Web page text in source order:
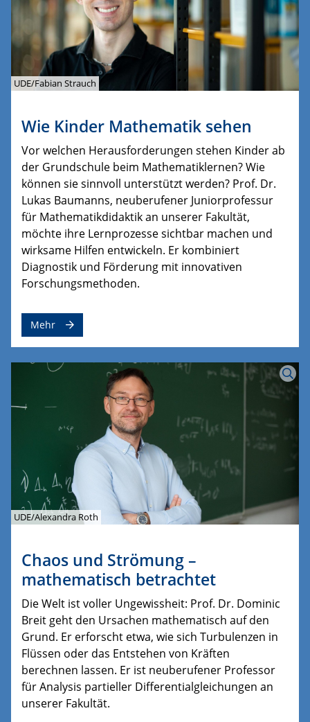
UDE/Fabian Strauch
Wie Kinder Mathematik sehen
Vor welchen Herausforderungen stehen Kinder ab
der Grundschule beim Mathematiklernen? Wie
können sie sinnvoll unterstützt werden? Prof. Dr.
Lukas Baumanns, neuberufener Juniorprofessur
für Mathematikdidaktik an unserer Fakultät,
möchte ihre Lernprozesse sichtbar machen und
wirksame Hilfen entwickeln. Er kombiniert
Diagnostik und Förderung mit innovativen
Forschungsmethoden.
Mehr
UDE/Alexandra Roth
Chaos und Strömung –
mathematisch betrachtet
Die Welt ist voller Ungewissheit: Prof. Dr. Dominic
Breit geht den Ursachen mathematisch auf den
Grund. Er erforscht etwa, wie sich Turbulenzen in
Flüssen oder das Entstehen von Kräften
berechnen lassen. Er ist neuberufener Professor
für Analysis partieller Differentialgleichungen an
unserer Fakultät.